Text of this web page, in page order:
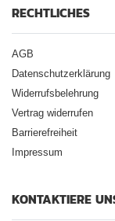
RECHTLICHES
AGB
Datenschutzerklärung
Widerrufsbelehrung
Vertrag widerrufen
Barrierefreiheit
Impressum
KONTAKTIERE